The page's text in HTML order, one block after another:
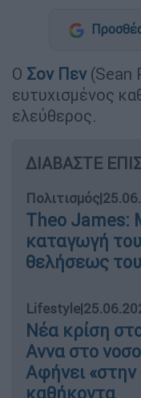
Ο Σον Πεν(Sean
ευτυχισμένος
ελεύθερος.
ΔΙΑΒΑΣΤΕ
Πολιτισμός|
Theo James:
καταγωγή
θελήσεως
Lifestyle|
Νέα κρίση
Αννα στο
Αφήνει «στην
καθήκοντα